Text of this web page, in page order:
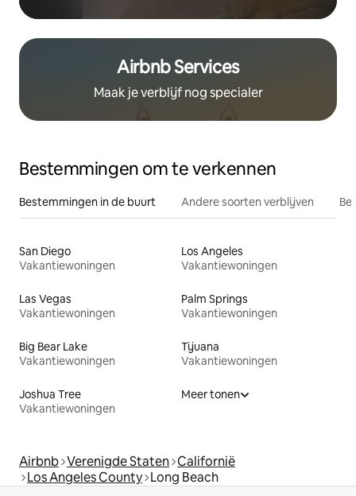
Airbnb Services
Maak je verblijf nog specialer
Bestemmingen om te verkennen
Bestemmingen in de buurt Andere soorten verblijven
San Diego
Vakantiewoningen
Los Angeles
Vakantiewoningen
Las Vegas
Vakantiewoningen
Palm Springs
Vakantiewoningen
Big Bear Lake
Vakantiewoningen
Tijuana
Vakantiewoningen
Joshua Tree
Vakantiewoningen
Meer tonen
Airbnb Verenigde Staten Californië
Los Angeles County Long Beach